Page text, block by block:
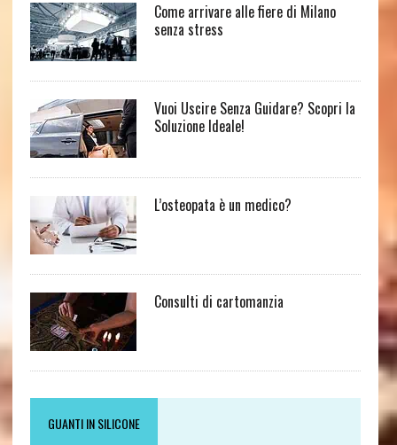
Come arrivare alle fiere di Milano
senza stress
Vuoi Uscire Senza Guidare? Scopri la
Soluzione Ideale!
L’osteopata è un medico?
Consulti di cartomanzia
GUANTI IN SILICONE